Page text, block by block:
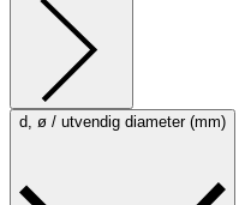
d, ø / utvendig diameter (mm)